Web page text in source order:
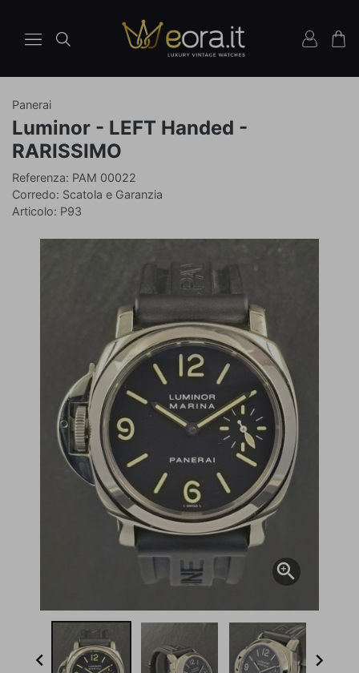
Panerai
Orologio
Luminor - LEFT Handed -
RARISSIMO
00022
Referenza: PAM 00022
Corredo: Scatola e Garanzia
Articolo: P93

 